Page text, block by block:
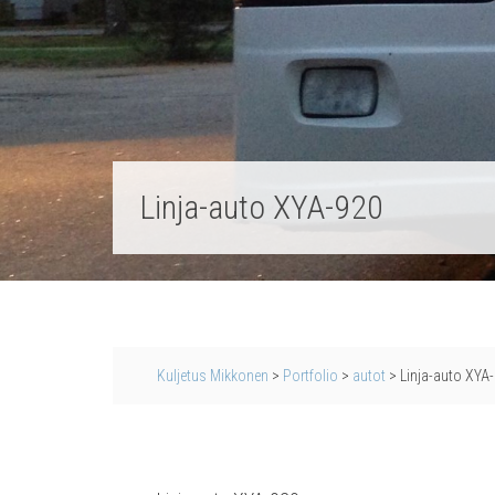
Lin­ja-auto XYA-920
Kuljetus Mikkonen > Portfolio > autot > Lin­ja-auto